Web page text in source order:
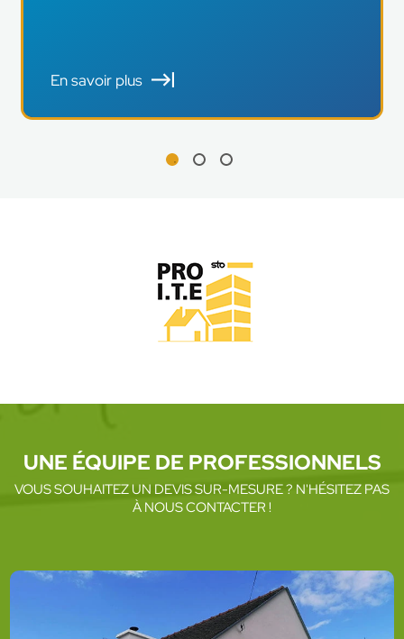
En savoir plus
UNE ÉQUIPE DE PROFESSIONNELS
VOUS SOUHAITEZ UN DEVIS SUR-MESURE ? N'HÉSITEZ PAS
À NOUS CONTACTER !